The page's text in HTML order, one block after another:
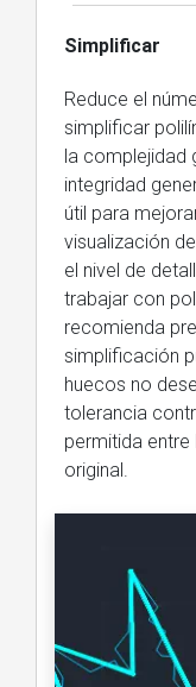
Simplificar
Reduce el
simplificar
la complejidad
integridad
útil para
visualización
el nivel de
trabajar con
recomienda
simplificación
huecos no
tolerancia
permitida
original.